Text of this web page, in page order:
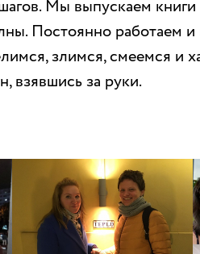
Мы выпускаем
Постоянно работаем
злимся, смеемся и
взявшись за руки.